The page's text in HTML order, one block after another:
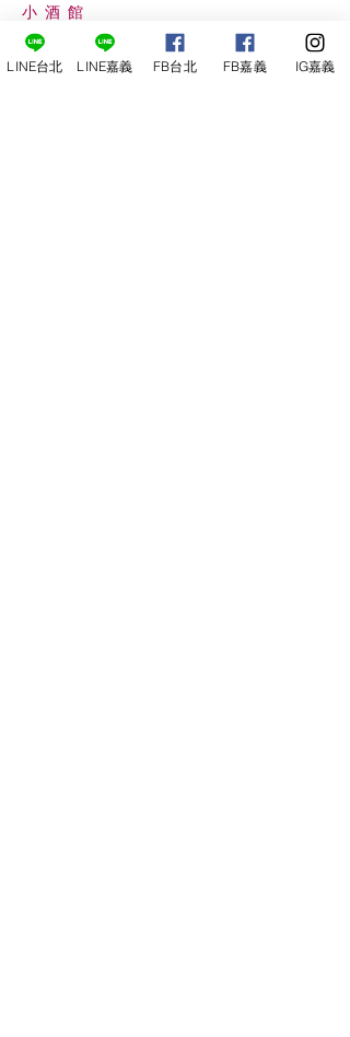
小酒 館
線上報名
LINE台北 LINE嘉義 FB台北 FB嘉義 IG嘉義